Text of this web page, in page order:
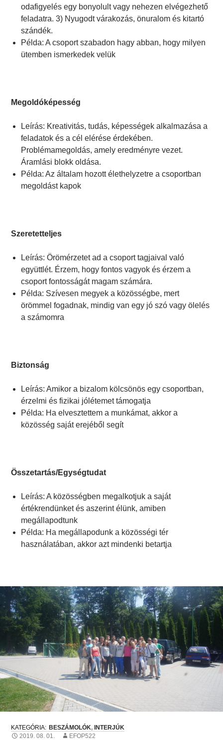
odafigyelés egy bonyolult vagy nehezen elvégezhető
feladatra. 3) Nyugodt várakozás, önuralom és kitartó
szándék.
Példa: A csoport szabadon hagy abban, hogy milyen
ütemben ismerkedek velük
Megoldóképesség
Leírás: Kreativitás, tudás, képességek alkalmazása a
feladatok és a cél elérése érdekében.
Problémamegoldás, amely eredményre vezet.
Áramlási blokk oldása.
Példa: Az általam hozott élethelyzetre a csoportban
megoldást kapok
Szeretetteljes
Leírás: Örömérzetet ad a csoport tagjaival való
együttlét. Érzem, hogy fontos vagyok és érzem a
csoport fontosságát magam számára.
Példa: Szívesen megyek a közösségbe, mert
örömmel fogadnak, mindig van egy jó szó vagy ölelés
a számomra
Biztonság
Leírás: Amikor a bizalom kölcsönös egy csoportban,
érzelmi és fizikai jólétemet támogatja
Példa: Ha elvesztettem a munkámat, akkor a
közösség saját erejéből segít
Összetartás/Egységtudat
Leírás: A közösségben megalkotjuk a saját
értékrendünket és aszerint élünk, amiben
megállapodtunk
Példa: Ha megállapodunk a közösségi tér
használatában, akkor azt mindenki betartja
BESZÁMOLÓK, INTERJÚK
2019. 08. 01.
EFOP522